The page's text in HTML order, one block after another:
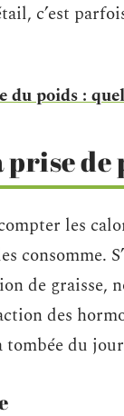
c’est
du poids :
prise de
les
consomme.
de graisse,
des
du